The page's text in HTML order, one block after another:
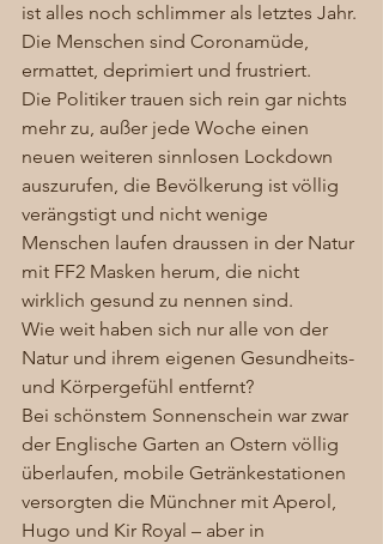
ist alles noch schlimmer als letztes Jahr.
Die Menschen sind Coronamüde,
ermattet, deprimiert und frustriert.
Die Politiker trauen sich rein gar nichts
mehr zu, außer jede Woche einen
neuen weiteren sinnlosen Lockdown
auszurufen, die Bevölkerung ist völlig
verängstigt und nicht wenige
Menschen laufen draussen in der Natur
mit FF2 Masken herum, die nicht
wirklich gesund zu nennen sind.
Wie weit haben sich nur alle von der
Natur und ihrem eigenen Gesundheits-
und Körpergefühl entfernt?
Bei schönstem Sonnenschein war zwar
der Englische Garten an Ostern völlig
überlaufen, mobile Getränkestationen
versorgten die Münchner mit Aperol,
Hugo und Kir Royal – aber in